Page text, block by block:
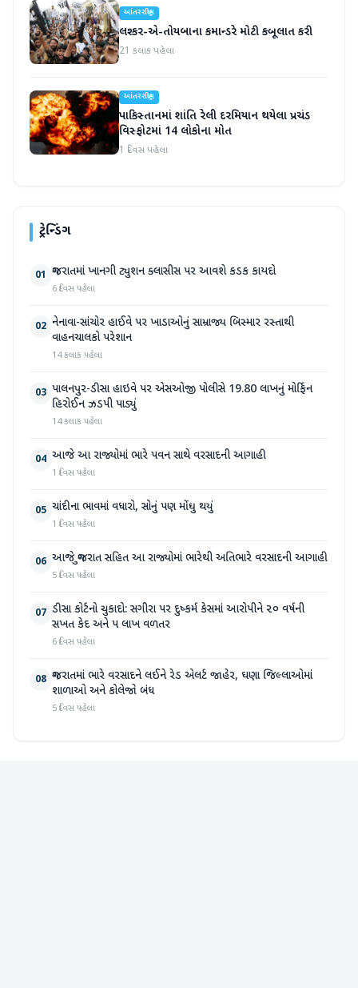
આંતરરાષ્ટ્રીય
લશ્કર-એ-તોયબાના કમાન્ડરે મોટી કબૂલાત કરી
21 કલાક પહેલા
આંતરરાષ્ટ્રીય
પાકિસ્તાનમાં શાંતિ રેલી દરમિયાન થયેલા પ્રચંડ
વિસ્ફોટમાં 14 લોકોના મોત
1 દિવસ પહેલા
ટ્રેન્ડિંગ
01 ગુજરાતમાં ખાનગી ટ્યુશન ક્લાસીસ પર આવશે કડક કાયદો
6 દિવસ પહેલા
02 નેનાવા-સાંચોર હાઈવે પર ખાડાઓનું સામ્રાજ્ય બિસ્માર રસ્તાથી
વાહનચાલકો પરેશાન
14 કલાક પહેલા
03 પાલનપુર-ડીસા હાઇવે પર એસઓજી પોલીસે 19.80 લાખનું મોર્ફિન
હિરોઈન ઝડપી પાડ્યું
14 કલાક પહેલા
04 આજે આ રાજ્યોમાં ભારે પવન સાથે વરસાદની આગાહી
1 દિવસ પહેલા
05 ચાંદીના ભાવમાં વધારો, સોનું પણ મોંઘુ થયું
1 દિવસ પહેલા
06 આજે ગુજરાત સહિત આ રાજ્યોમાં ભારેથી અતિભારે વરસાદની આગાહી
5 દિવસ પહેલા
07 ડીસા કોર્ટનો ચુકાદો: સગીરા પર દુષ્કર્મ કેસમાં આરોપીને ૨૦ વર્ષની
સખત કેદ અને ૫ લાખ વળતર
6 દિવસ પહેલા
08 ગુજરાતમાં ભારે વરસાદને લઈને રેડ એલર્ટ જાહેર, ઘણા જિલ્લાઓમાં
શાળાઓ અને કોલેજો બંધ
5 દિવસ પહેલા